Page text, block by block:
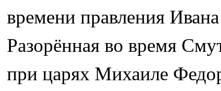
времени правления
Разорённая во время
при царях Михаиле